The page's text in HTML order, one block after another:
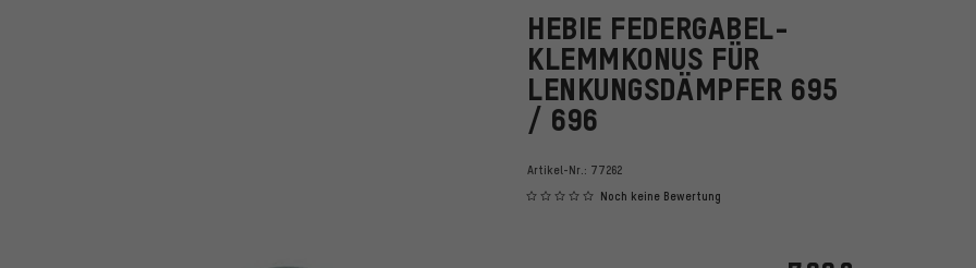
HEBIE FEDERGABEL-
KLEMMKONUS FÜR
LENKUNGSDÄMPFER 695
/ 696
Artikel-Nr.: 77262
Noch keine Bewertung